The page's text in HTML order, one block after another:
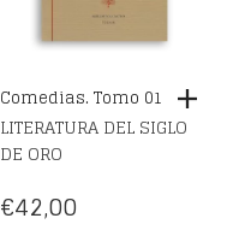
Comedias. Tomo 01
LITERATURA DEL SIGLO
DE ORO
€42,00